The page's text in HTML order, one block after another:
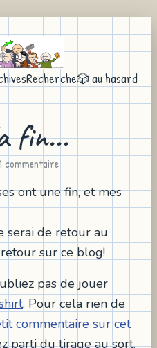
Recherche🎲 au hasard
fin...
commentaire
ont une fin, et mes
serai de retour au
sur ce blog!
pas de jouer
. Pour cela rien de
commentaire sur cet
parti du tirage au sort.